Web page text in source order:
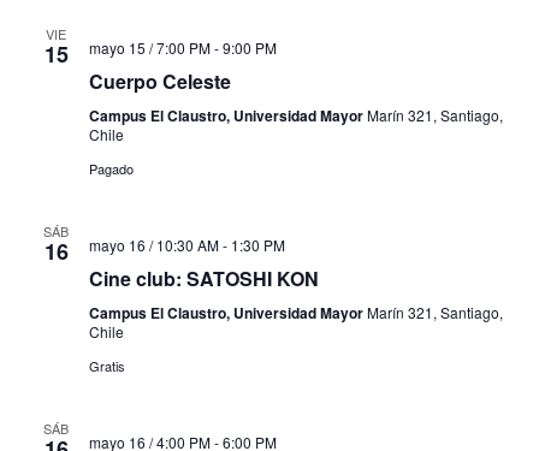
VIE
15 mayo 15 / 7:00 PM-9:00 PM
Cuerpo Celeste
Campus El Claustro, Universidad MayorMarín 321, Santiago,
Chile
Pagado
SÁB
16 mayo 16 / 10:30 AM- 1:30 PM
Cine club: SATOSHI KON
Campus El Claustro, Universidad MayorMarín 321, Santiago,
Chile
Gratis
SÁB
mayo 16 / 4:00 PM-6:00 PM